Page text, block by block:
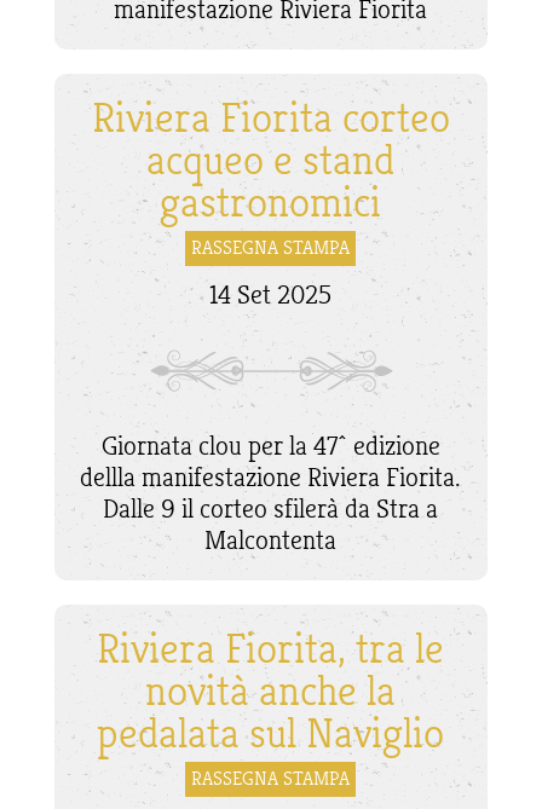
manifestazione Riviera Fiorita
Riviera Fiorita corteo
acqueo e stand
gastronomici
RASSEGNA STAMPA
14 Set 2025
Giornata clou per la 47^ edizione
dellla manifestazione Riviera Fiorita.
Dalle 9 il corteo sfilerà da Stra a
Malcontenta
Riviera Fiorita, tra le
novità anche la
pedalata sul Naviglio
RASSEGNA STAMPA